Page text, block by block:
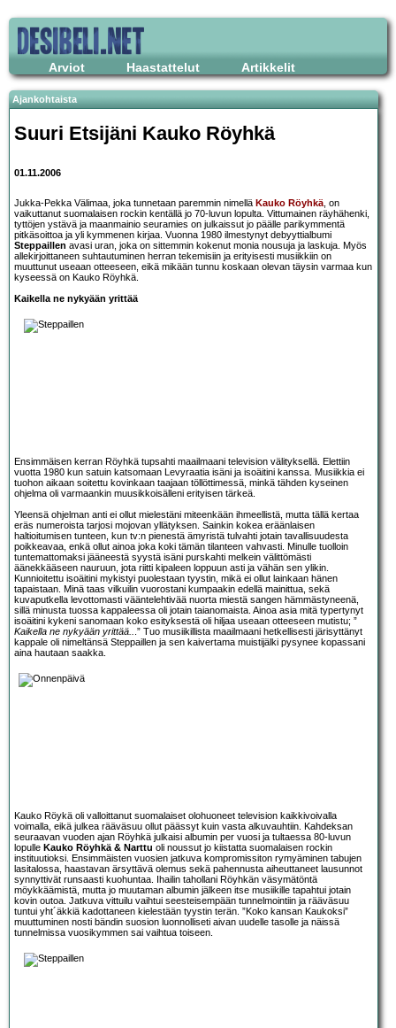
Arviot Haastattelut Artikkelit
Ajankohtaista
Suuri Etsijäni Kauko Röyhkä
01.11.2006
Jukka-Pekka Välimaa, joka tunnetaan paremmin nimellä Kauko Röyhkä, on
vaikuttanut suomalaisen rockin kentällä jo 70-luvun lopulta. Vittumainen räyhähenki,
tyttöjen ystävä ja maanmainio seuramies on julkaissut jo päälle parikymmentä
pitkäsoittoa ja yli kymmenen kirjaa. Vuonna 1980 ilmestynyt debyyttialbumi
Steppaillen avasi uran, joka on sittemmin kokenut monia nousuja ja laskuja. Myös
allekirjoittaneen suhtautuminen herran tekemisiin ja erityisesti musiikkiin on
muuttunut useaan otteeseen, eikä mikään tunnu koskaan olevan täysin varmaa kun
kyseessä on Kauko Röyhkä.
Kaikella ne nykyään yrittää
Ensimmäisen kerran Röyhkä tupsahti maailmaani television välityksellä. Elettiin
vuotta 1980 kun satuin katsomaan Levyraatia isäni ja isoäitini kanssa. Musiikkia ei
tuohon aikaan soitettu kovinkaan taajaan töllöttimessä, minkä tähden kyseinen
ohjelma oli varmaankin muusikkoisälleni erityisen tärkeä.
Yleensä ohjelman anti ei ollut mielestäni miteenkään ihmeellistä, mutta tällä kertaa
eräs numeroista tarjosi mojovan yllätyksen. Sainkin kokea eräänlaisen
haltioitumisen tunteen, kun tv:n pienestä ämyristä tulvahti jotain tavallisuudesta
poikkeavaa, enkä ollut ainoa joka koki tämän tilanteen vahvasti. Minulle tuolloin
tuntemattomaksi jääneestä syystä isäni purskahti melkein välittömästi
äänekkääseen nauruun, jota riitti kipaleen loppuun asti ja vähän sen ylikin.
Kunnioitettu isoäitini mykistyi puolestaan tyystin, mikä ei ollut lainkaan hänen
tapaistaan. Minä taas vilkuilin vuorostani kumpaakin edellä mainittua, sekä
kuvaputkella levottomasti vääntelehtivää nuorta miestä sangen hämmästyneenä,
sillä minusta tuossa kappaleessa oli jotain taianomaista. Ainoa asia mitä typertynyt
isoäitini kykeni sanomaan koko esityksestä oli hiljaa useaan otteeseen mutistu; ”
Kaikella ne nykyään yrittää...” Tuo musiikillista maailmaani hetkellisesti järisyttänyt
kappale oli nimeltänsä Steppaillen ja sen kaivertama muistijälki pysynee kopassani
aina hautaan saakka.
Kauko Röykä oli valloittanut suomalaiset olohuoneet television kaikkivoivalla
voimalla, eikä julkea rääväsuu ollut päässyt kuin vasta alkuvauhtiin. Kahdeksan
seuraavan vuoden ajan Röyhkä julkaisi albumin per vuosi ja tultaessa 80-luvun
lopulle Kauko Röyhkä & Narttu oli noussut jo kiistatta suomalaisen rockin
instituutioksi. Ensimmäisten vuosien jatkuva kompromissiton rymyäminen tabujen
lasitalossa, haastavan ärsyttävä olemus sekä pahennusta aiheuttaneet lausunnot
synnyttivät runsaasti kuohuntaa. Ihailin tahollani Röyhkän väsymätöntä
möykkäämistä, mutta jo muutaman albumin jälkeen itse musiikille tapahtui jotain
kovin outoa. Jatkuva vittuilu vaihtui seesteisempään tunnelmointiin ja rääväsuu
tuntui yht´äkkiä kadottaneen kielestään tyystin terän. ”Koko kansan Kaukoksi”
muuttuminen nosti bändin suosion luonnolliseti aivan uudelle tasolle ja näissä
tunnelmissa vuosikymmen sai vaihtua toiseen.